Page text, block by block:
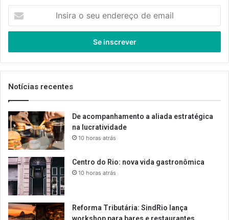
seu
de
email
Notícias recentes
De acompanhamento a aliada estratégica
na lucratividade
10 horas atrás
Centro do Rio: nova vida gastronômica
10 horas atrás
Reforma Tributária: SindRio lança
workshop para bares e restaurantes